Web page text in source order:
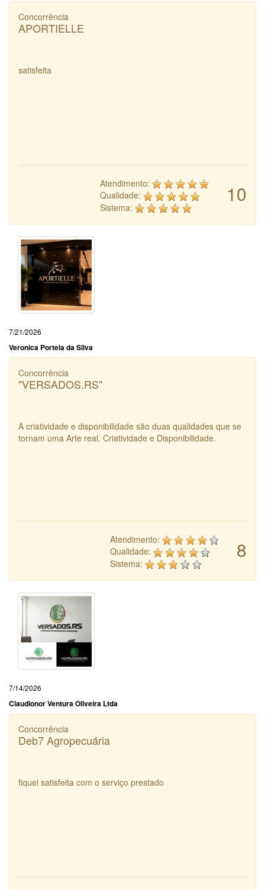
Concorrência
APORTIELLE
satisfeita
10
Atendimento:
Qualidade:
Sistema:
7/21/2026
Veronica Portela da Silva
Concorrência
"VERSADOS.RS"
A criatividade e disponibilidade são duas qualidades que se
tornam uma Arte real. Criatividade e Disponibilidade.
8
Atendimento:
Qualidade:
Sistema:
7/14/2026
Claudionor Ventura Oliveira Ltda
Concorrência
Deb7 Agropecuária
fiquei satisfeita com o serviço prestado